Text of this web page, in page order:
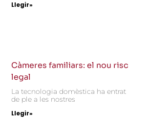
Llegir»
Càmeres familiars: el nou risc
legal
La tecnologia domèstica ha entrat
de ple a les nostres
Llegir»